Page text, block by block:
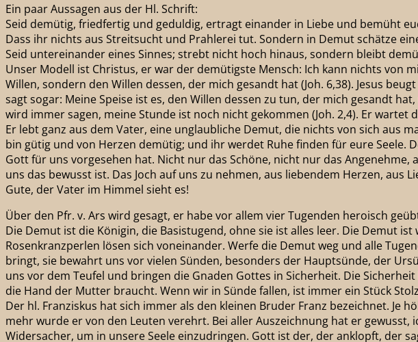
Ein paar Aussagen aus der Hl. Schrift:
Seid demütig, friedfertig und geduldig, ertragt einander in Liebe und bemüht
Dass ihr nichts aus Streitsucht und Prahlerei tut. Sondern in Demut schätze
Seid untereinander eines Sinnes; strebt nicht hoch hinaus, sondern bleibt
Unser Modell ist Christus, er war der demütigste Mensch: Ich kann nichts von
Willen, sondern den Willen dessen, der mich gesandt hat (Joh. 6,38). Jesus
sagt sogar: Meine Speise ist es, den Willen dessen zu tun, der mich gesandt
wird immer sagen, meine Stunde ist noch nicht gekommen (Joh. 2,4). Er
Er lebt ganz aus dem Vater, eine unglaubliche Demut, die nichts von sich aus
bin gütig und von Herzen demütig; und ihr werdet Ruhe finden für eure Seele.
Gott für uns vorgesehen hat. Nicht nur das Schöne, nicht nur das
uns das bewusst ist. Das Joch auf uns zu nehmen, aus liebendem Herzen, aus
Gute, der Vater im Himmel sieht es!
Über den Pfr. v. Ars wird gesagt, er habe vor allem vier Tugenden heroisch
Die Demut ist die Königin, die Basistugend, ohne sie ist alles leer. Die Demut
Rosenkranzperlen lösen sich voneinander. Werfe die Demut weg und alle
bringt, sie bewahrt uns vor vielen Sünden, besonders der Hauptsünde, der
uns vor dem Teufel und bringen die Gnaden Gottes in Sicherheit. Die
die Hand der Mutter braucht. Wenn wir in Sünde fallen, ist immer ein Stück
Der hl. Franziskus hat sich immer als den kleinen Bruder Franz bezeichnet.
mehr wurde er von den Leuten verehrt. Bei aller Auszeichnung hat er
Widersacher, um in unsere Seele einzudringen. Gott ist der, der anklopft, der